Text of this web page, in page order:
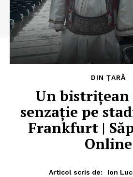
DIN ȚARĂ
Un bistrițean
senzație pe
Frankfurt |
Online
Articol scris de:
Ion